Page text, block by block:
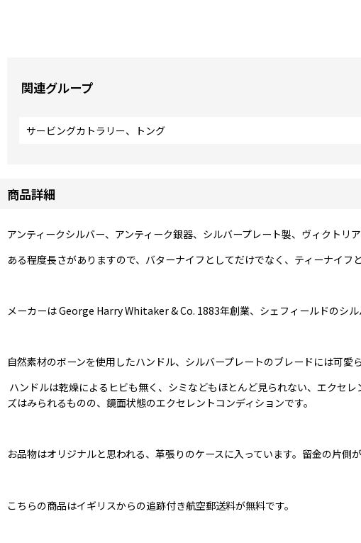
関連グループ
サービングカトラリー、トング
商品詳細
アンティークシルバー、アンティーク銀器、シルバープレート製、ヴィクトリ
ある程度長さがありますので、バターナイフとしてだけでなく、ティーナイフ
メーカーは George Harry Whitaker & Co. 1883年創業、シェフィールドのシ
自然素材のボーンを使用したハンドル、シルバープレートのブレードには可愛
ハンドルは乾燥によるヒビも無く、シミなどもほとんど見られない、エクセ
ズはみられるものの、鏡面状態のエクセレントコンディションです。
お品物はオリジナルと思われる、革張りのケースに入っています。留金の片
こちらの商品はイギリスからの追跡付き航空郵送料が無料です。